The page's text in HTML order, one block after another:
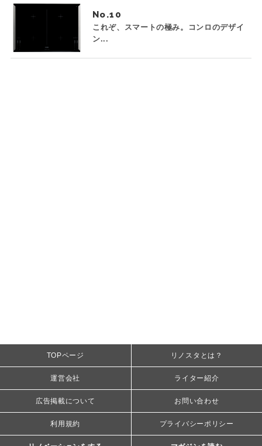
No.
これぞ、スマートの極み。コンロのデザイ
ン...
TOPページ リノスタとは？
運営会社 ライター紹介
広告掲載について お問い合わせ
利用規約 プライバシーポリシー